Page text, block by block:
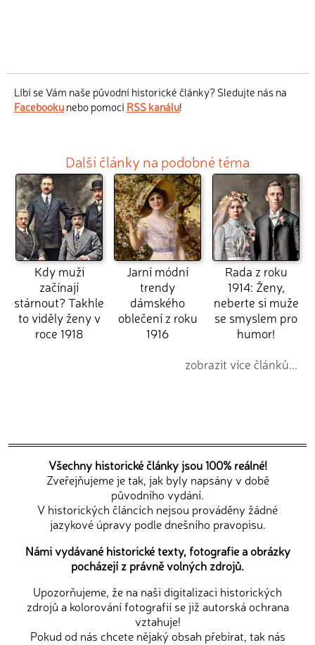
Líbí se Vám naše původní historické články? Sledujte nás na
Facebookunebo pomocí RSS kanálu!
Další články na podobné téma
Kdy muži
začínají
stárnout? Takhle
to viděly ženy v
roce 1918
Jarní módní
trendy
dámského
oblečení z roku
1916
Rada z roku
1914: Ženy,
neberte si muže
se smyslem pro
humor!
zobrazit více článků...
Všechny historické články jsou 100% reálné!
Zveřejňujeme je tak, jak byly napsány v době
původního vydání.
V historických článcích nejsou prováděny žádné
jazykové úpravy podle dnešního pravopisu.
Námi vydávané historické texty, fotografie a obrázky
pocházejí z právně volných zdrojů.
Upozorňujeme, že na naši digitalizaci historických
zdrojů a kolorování fotografií se již autorská ochrana
vztahuje!
Pokud od nás chcete nějaký obsah přebírat, tak nás